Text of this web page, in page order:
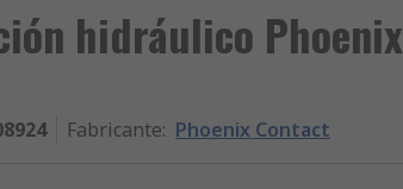
hidráulico Phoenix
Fabricante: Phoenix Contact